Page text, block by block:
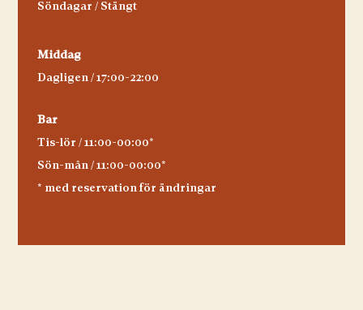
Söndagar / Stängt
Middag
Dagligen / 17:00-22:00
Bar
Tis-lör / 11:00-00:00*
Sön-mån / 11:00-00:00*
* med reservation för ändringar